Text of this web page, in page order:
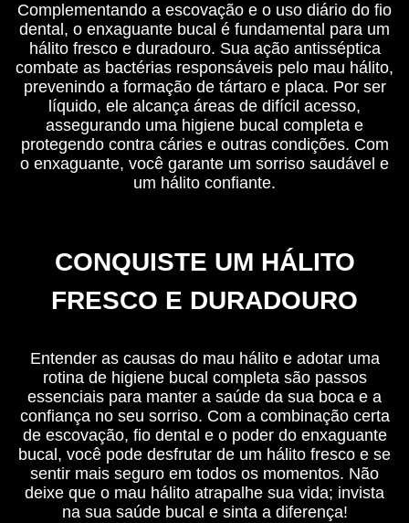
Complementando a escovação e o uso diário do fio
dental, o enxaguante bucal é fundamental para um
hálito fresco e duradouro. Sua ação antisséptica
combate as bactérias responsáveis pelo mau hálito,
prevenindo a formação de tártaro e placa. Por ser
líquido, ele alcança áreas de difícil acesso,
assegurando uma higiene bucal completa e
protegendo contra cáries e outras condições. Com
o enxaguante, você garante um sorriso saudável e
um hálito confiante.
CONQUISTE UM HÁLITO
FRESCO E DURADOURO
Entender as causas do mau hálito e adotar uma
rotina de higiene bucal completa são passos
essenciais para manter a saúde da sua boca e a
confiança no seu sorriso. Com a combinação certa
de escovação, fio dental e o poder do enxaguante
bucal, você pode desfrutar de um hálito fresco e se
sentir mais seguro em todos os momentos. Não
deixe que o mau hálito atrapalhe sua vida; invista
na sua saúde bucal e sinta a diferença!